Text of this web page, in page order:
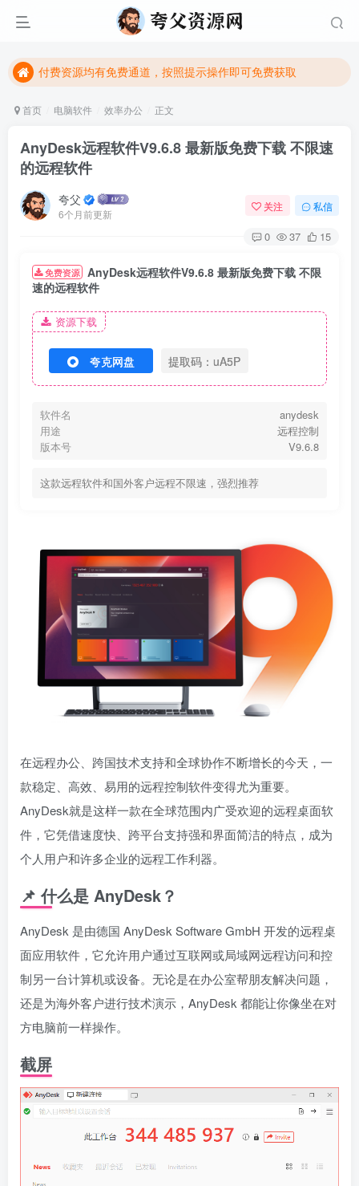
付费资源均有免费通道，按照提示操作即可免费获取
付费资源均有免费通道，按照提示操作即可免费获取
首页 电脑软件 效率办公 正文
AnyDesk远程软件V9.6.8 最新版免费下载 不限速
的远程软件
夸父
6个月前更新
关注 私信
0 37 15
免费资源 AnyDesk远程软件V9.6.8 最新版免费下载 不限
速的远程软件
资源下载
夸克网盘 提取码：uA5P
软件名
anydesk
用途
远程控制
版本号
V9.6.8
这款远程软件和国外客户远程不限速，强烈推荐
在远程办公、跨国技术支持和全球协作不断增长的今天，一
款稳定、高效、易用的远程控制软件变得尤为重要。
AnyDesk就是这样一款在全球范围内广受欢迎的远程桌面软
件，它凭借速度快、跨平台支持强和界面简洁的特点，成为
个人用户和许多企业的远程工作利器。
📌 什么是 AnyDesk？
AnyDesk 是由德国 AnyDesk Software GmbH 开发的远程桌
面应用软件，它允许用户通过互联网或局域网远程访问和控
制另一台计算机或设备。无论是在办公室帮朋友解决问题，
还是为海外客户进行技术演示，AnyDesk 都能让你像坐在对
方电脑前一样操作。
截屏